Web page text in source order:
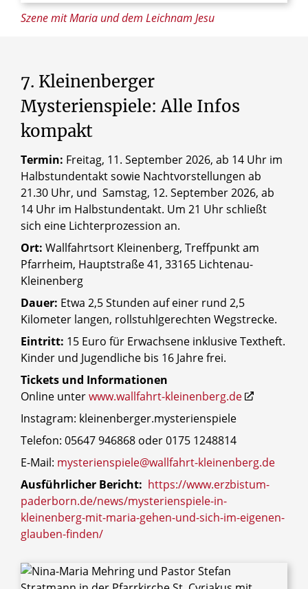
Szene mit Maria und dem Leichnam Jesu
7. Kleinenberger
Mysterienspiele: Alle Infos
kompakt
Termin: Freitag, 11. September 2026, ab 14 Uhr im
Halbstundentakt sowie Nachtvorstellungen ab
21.30 Uhr, und Samstag, 12. September 2026, ab
14 Uhr im Halbstundentakt. Um 21 Uhr schließt
sich eine Lichterprozession an.
Ort: Wallfahrtsort Kleinenberg, Treffpunkt am
Pfarrheim, Hauptstraße 41, 33165 Lichtenau-
Kleinenberg
Dauer: Etwa 2,5 Stunden auf einer rund 2,5
Kilometer langen, rollstuhlgerechten Wegstrecke.
Eintritt: 15 Euro für Erwachsene inklusive Textheft.
Kinder und Jugendliche bis 16 Jahre frei.
Tickets und Informationen
Online unterwww.wallfahrt-kleinenberg.de
Instagram: kleinenberger.mysterienspiele
Telefon: 05647 946868 oder 0175 1248814
E-Mail: mysterienspiele@wallfahrt-kleinenberg.de
Ausführlicher Bericht: https://www.erzbistum-
paderborn.de/news/mysterienspiele-in-
kleinenberg-mit-maria-gehen-und-sich-im-eigenen-
glauben-finden/